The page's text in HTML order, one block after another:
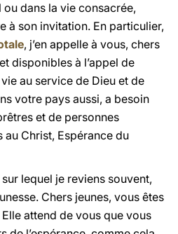
dans la vie consacrée,
à son invitation. En particulier,
, j’en appelle à vous, chers
disponibles à l’appel de
au service de Dieu et de
votre pays aussi, a besoin
et de personnes
Christ, Espérance du
sur lequel je reviens souvent,
Chers jeunes, vous êtes
Elle attend de vous que vous